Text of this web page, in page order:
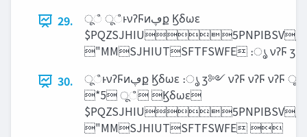
29.
ूஂ ूஂͱνʔϜͷ‫ڥ‬ք Ϗδωε
$PQZSJHIU5PNPIBSV/
"MMSJHIUTSFTFSWFE ։ൃ νʔϜ
30.
ूஂͱνʔϜͷ‫ڥ‬ք Ϗδωε ։ൃ ӡ༻ νʔϜ νʔϜ νʔϜ ूஂ
*5 ूஂ Ϗδωε
$PQZSJHIU5PNPIBSV/
"MMSJHIUTSFTFSWFE 